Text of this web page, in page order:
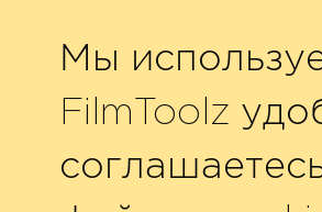
Мы
FilmToolz